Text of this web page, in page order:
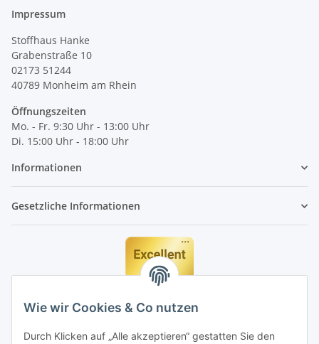
Wie wir Cookies & Co nutzen
Durch Klicken auf „Alle akzeptieren“ gestatten Sie den
Impressum
Stoffhaus Hanke
Grabenstraße 10
02173 51244
40789 Monheim am Rhein
Öffnungszeiten
Mo. - Fr. 9:30 Uhr - 13:00 Uhr
Di. 15:00 Uhr - 18:00 Uhr
Informationen
Gesetzliche Informationen